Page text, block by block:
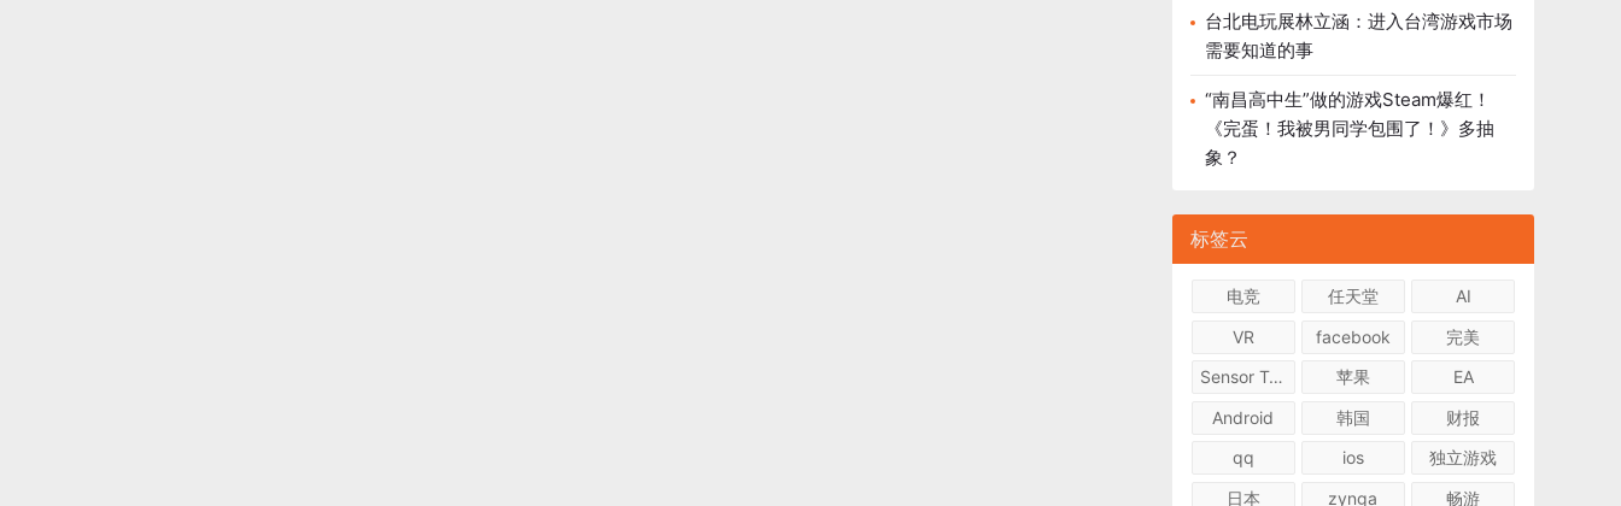
台北电玩展林立涵：进入台湾游戏市场
需要知道的事
“南昌高中生”做的游戏Steam爆红！
《完蛋！我被男同学包围了！》多抽
象？
标签云
电竞 任天堂
AI
VR
facebook
完美
Sensor Tower
苹果
EA
Android
韩国
财报
qq
ios
独立游戏
日本
zynga 畅游